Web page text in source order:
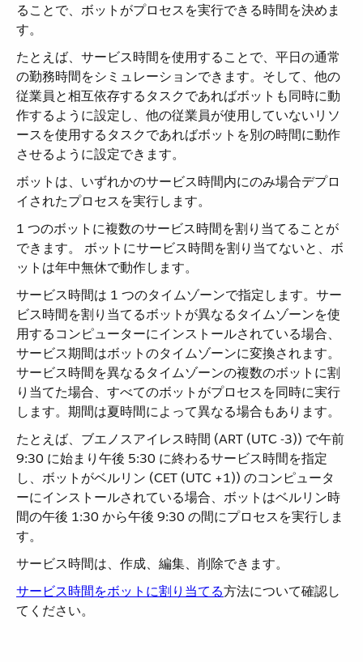
ることで、ボットがプロセスを実行できる時間を決めま
す。
たとえば、サービス時間を使用することで、平日の通常
の勤務時間をシミュレーションできます。そして、他の
従業員と相互依存するタスクであればボットも同時に動
作するように設定し、他の従業員が使用していないリソ
ースを使用するタスクであればボットを別の時間に動作
させるように設定できます。
ボットは、いずれかのサービス時間内にのみ場合デプロ
イされたプロセスを実行します。
1 つのボットに複数のサービス時間を割り当てることが
できます。 ボットにサービス時間を割り当てないと、ボ
ットは年中無休で動作します。
サービス時間は 1 つのタイムゾーンで指定します。サー
ビス時間を割り当てるボットが異なるタイムゾーンを使
用するコンピューターにインストールされている場合、
サービス期間はボットのタイムゾーンに変換されます。
サービス時間を異なるタイムゾーンの複数のボットに割
り当てた場合、すべてのボットがプロセスを同時に実行
します。期間は夏時間によって異なる場合もあります。
たとえば、ブエノスアイレス時間 (ART (UTC -3)) で午前
9:30 に始まり午後 5:30 に終わるサービス時間を指定
し、ボットがベルリン (CET (UTC +1)) のコンピュータ
ーにインストールされている場合、ボットはベルリン時
間の午後 1:30 から午後 9:30 の間にプロセスを実行しま
す。
サービス時間は、作成、編集、削除できます。
サービス時間をボットに割り当てる​方法について確認し
てください。